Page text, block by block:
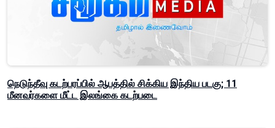
நெடுந்தீவு கடற்பரப்பில் ஆபத்தில் சிக்கிய இந்திய படகு; 11
மீனவர்களை மீட்ட இலங்கை கடற்படை